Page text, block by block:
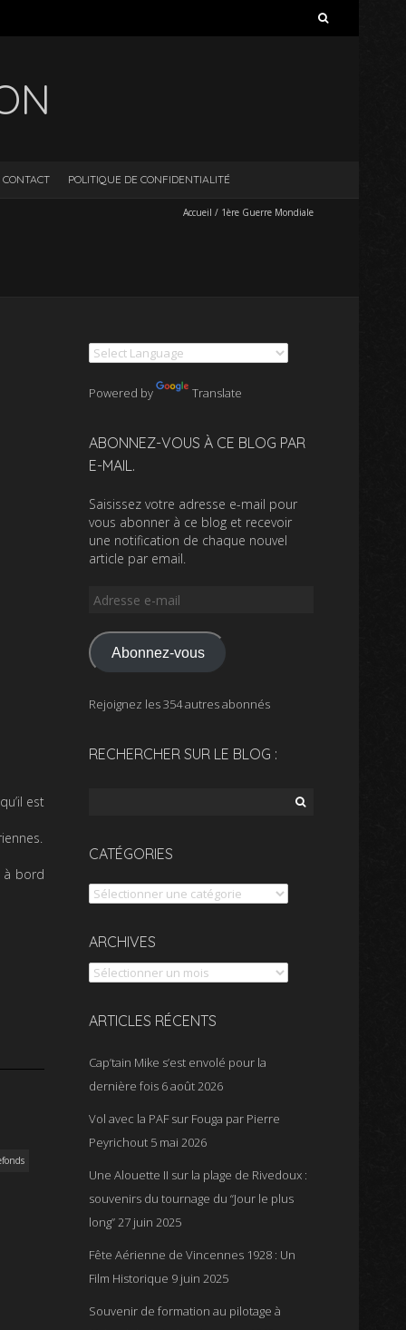
CONTACT POLITIQUE DE CONFIDENTIALITÉ
Accueil / 1ère Guerre Mondiale
est
à bord
Powered by Translate
ABONNEZ-VOUS À CE BLOG PAR
E-MAIL.
Saisissez votre adresse e-mail pour
vous abonner à ce blog et recevoir
une notification de chaque nouvel
article par email.
Adresse
mail
Abonnez-vous
Rejoignez les 354 autres abonnés
RECHERCHER SUR LE BLOG :
CATÉGORIES
Catégories
ARCHIVES
Archives
ARTICLES RÉCENTS
Cap’tain Mike s’est envolé pour la
dernière fois 6 août 2026
Vol avec la PAF sur Fouga par Pierre
Peyrichout 5 mai 2026
Une Alouette II sur la plage de Rivedoux :
souvenirs du tournage du “Jour le plus
long”27 juin 2025
Fête Aérienne de Vincennes 1928 : Un
Film Historique 9 juin 2025
Souvenir de formation au pilotage à